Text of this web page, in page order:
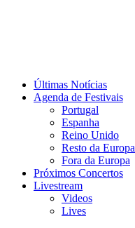
Últimas Notícias
Agenda de Festivais
Portugal
Espanha
Reino Unido
Resto da Europa
Fora da Europa
Próximos Concertos
Livestream
Videos
Lives